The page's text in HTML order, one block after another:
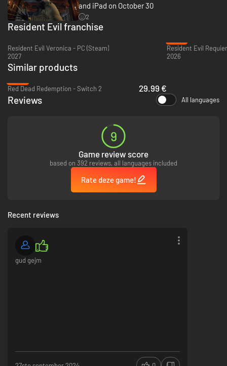
and iPad on October 30
2
Resident Evil franchise
Resident Evil Veronica - PC (Steam)
2027
Resident Evil
2026
Similar products
Red Dead Redemption - Switch 2
29.99 €
Reviews All languages
9
Game review score
based on 392 reviews, all languages included
Rate deze game!
Recent reviews
gud gejm